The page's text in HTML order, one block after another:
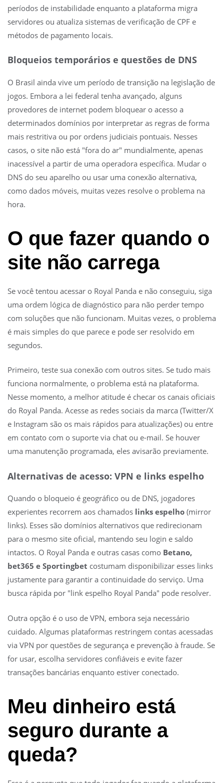
períodos de instabilidade enquanto a plataforma migra
servidores ou atualiza sistemas de verificação de CPF e
métodos de pagamento locais.
Bloqueios temporários e questões de DNS
O Brasil ainda vive um período de transição na legislação de
jogos. Embora a lei federal tenha avançado, alguns
provedores de internet podem bloquear o acesso a
determinados domínios por interpretar as regras de forma
mais restritiva ou por ordens judiciais pontuais. Nesses
casos, o site não está "fora do ar" mundialmente, apenas
inacessível a partir de uma operadora específica. Mudar o
DNS do seu aparelho ou usar uma conexão alternativa,
como dados móveis, muitas vezes resolve o problema na
hora.
O que fazer quando o
site não carrega
Se você tentou acessar o Royal Panda e não conseguiu, siga
uma ordem lógica de diagnóstico para não perder tempo
com soluções que não funcionam. Muitas vezes, o problema
é mais simples do que parece e pode ser resolvido em
segundos.
Primeiro, teste sua conexão com outros sites. Se tudo mais
funciona normalmente, o problema está na plataforma.
Nesse momento, a melhor atitude é checar os canais oficiais
do Royal Panda. Acesse as redes sociais da marca (Twitter/X
e Instagram são os mais rápidos para atualizações) ou entre
em contato com o suporte via chat ou e-mail. Se houver
uma manutenção programada, eles avisarão previamente.
Alternativas de acesso: VPN e links espelho
Quando o bloqueio é geográfico ou de DNS, jogadores
experientes recorrem aos chamados links espelho (mirror
links). Esses são domínios alternativos que redirecionam
para o mesmo site oficial, mantendo seu login e saldo
intactos. O Royal Panda e outras casas como Betano,
bet365 e Sportingbet costumam disponibilizar esses links
justamente para garantir a continuidade do serviço. Uma
busca rápida por "link espelho Royal Panda" pode resolver.
Outra opção é o uso de VPN, embora seja necessário
cuidado. Algumas plataformas restringem contas acessadas
via VPN por questões de segurança e prevenção à fraude. Se
for usar, escolha servidores confiáveis e evite fazer
transações bancárias enquanto estiver conectado.
Meu dinheiro está
seguro durante a
queda?